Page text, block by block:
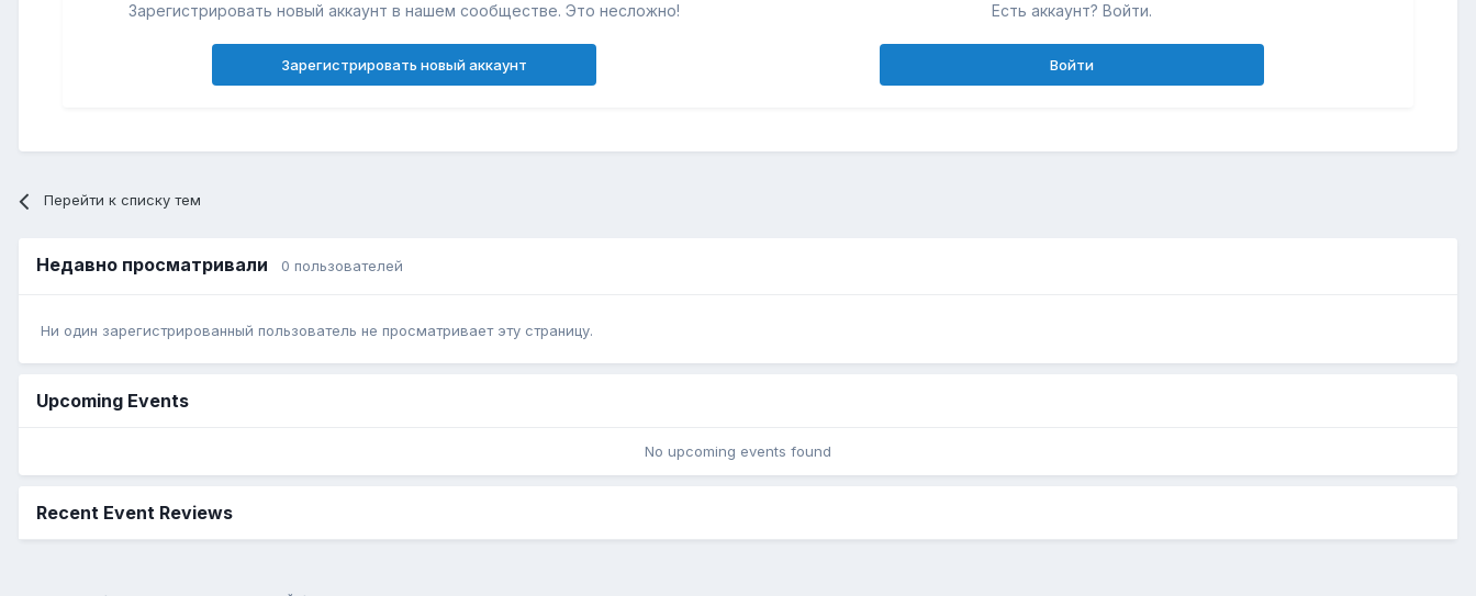
Зарегистрировать новый аккаунт в нашем сообществе. Это несложно!
Зарегистрировать новый аккаунт
Есть аккаунт? Войти.
Войти
Перейти к списку тем
Недавно просматривали 0 пользователей
Ни один зарегистрированный пользователь не просматривает эту страницу.
Upcoming Events
No upcoming events found
Recent Event Reviews